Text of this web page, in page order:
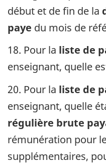
début et de fin de la
paye du mois de
18. Pour la liste de
enseignant, quelle
20. Pour la liste de
enseignant, quelle
régulière brute
rémunération pour
supplémentaires,